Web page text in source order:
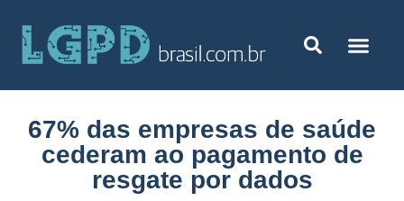
67% das empresas de saúde
cederam ao pagamento de
resgate por dados